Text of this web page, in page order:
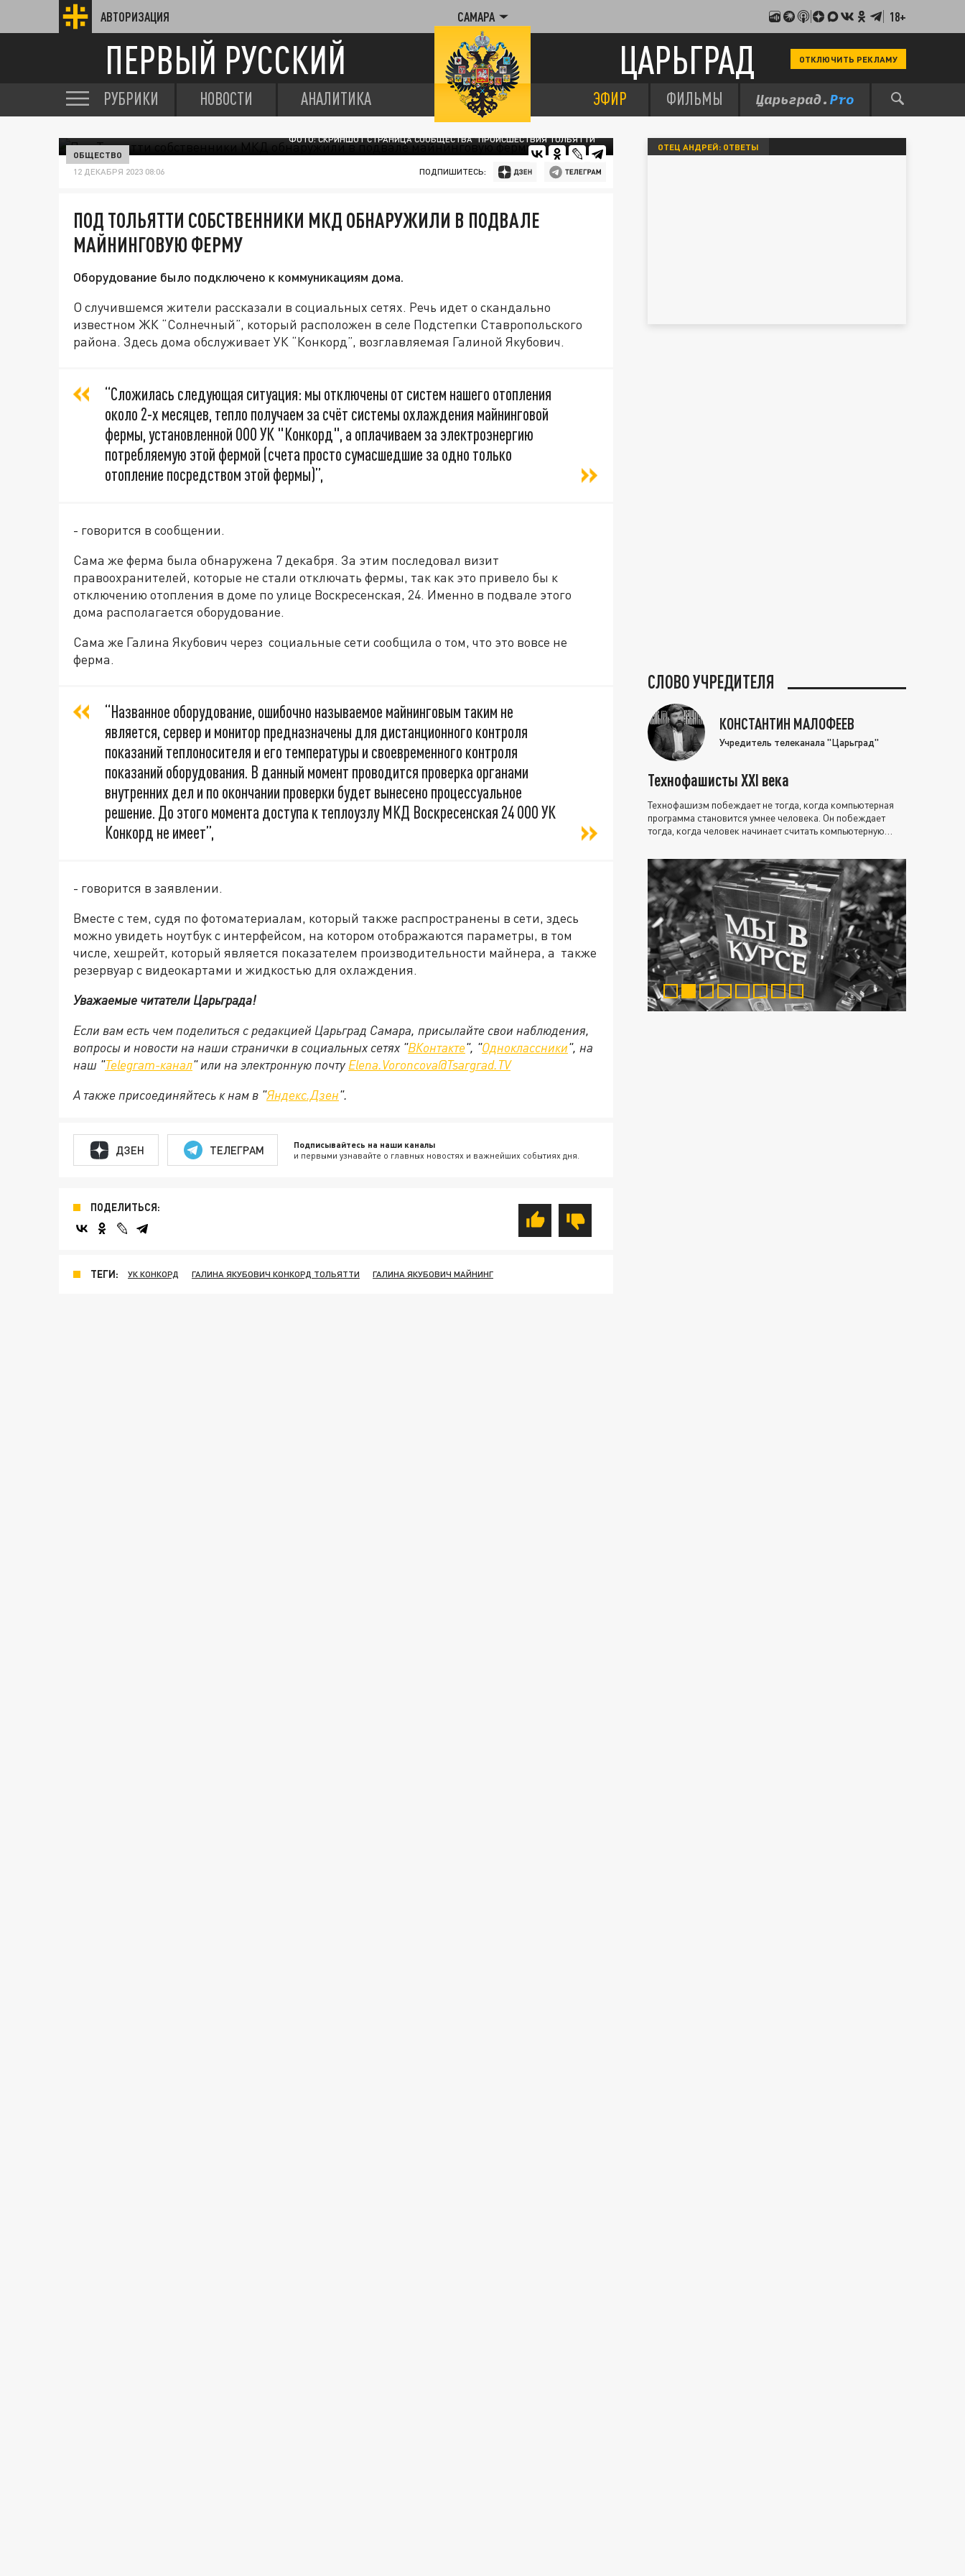
АВТОРИЗАЦИЯ САМАРА 18+
ПЕРВЫЙ РУССКИЙ ЦАРЬГРАД ОТКЛЮЧИТЬ РЕКЛАМУ
РУБРИКИ НОВОСТИ АНАЛИТИКА ЭФИР ФИЛЬМЫ
ФОТО: СКРИНШОТ СТРАНИЦА СООБЩЕСТВА "ПРОИСШЕСТВИЯ ТОЛЬЯТТИ"
ОБЩЕСТВО
12 ДЕКАБРЯ 2023 08:06 ПОДПИШИТЕСЬ:
ПОД ТОЛЬЯТТИ СОБСТВЕННИКИ МКД ОБНАРУЖИЛИ В ПОДВАЛЕ
МАЙНИНГОВУЮ ФЕРМУ
Оборудование было подключено к коммуникациям дома.
О случившемся жители рассказали в социальных сетях. Речь идет о скандально
известном ЖК “Солнечный”, который расположен в селе Подстепки Ставропольского
района. Здесь дома обслуживает УК “Конкорд”, возглавляемая Галиной Якубович.
“Cложилась следующая ситуация: мы отключены от систем нашего отопления
около 2-х месяцев, тепло получаем за счёт системы охлаждения майнинговой
фермы, установленной ООО УК "Конкорд", а оплачиваем за электроэнергию
потребляемую этой фермой (счета просто сумасшедшие за одно только
отопление посредством этой фермы)”,
- говорится в сообщении.
Сама же ферма была обнаружена 7 декабря. За этим последовал визит
правоохранителей, которые не стали отключать фермы, так как это привело бы к
отключению отопления в доме по улице Воскресенская, 24. Именно в подвале этого
дома располагается оборудование.
Сама же Галина Якубович через социальные сети сообщила о том, что это вовсе не
ферма.
“Названное оборудование, ошибочно называемое майнинговым таким не
является, сервер и монитор предназначены для дистанционного контроля
показаний теплоносителя и его температуры и своевременного контроля
показаний оборудования. В данный момент проводится проверка органами
внутренних дел и по окончании проверки будет вынесено процессуальное
решение. До этого момента доступа к теплоузлу МКД Воскресенская 24 ООО УК
Конкорд не имеет”,
- говорится в заявлении.
Вместе с тем, судя по фотоматериалам, который также распространены в сети, здесь
можно увидеть ноутбук с интерфейсом, на котором отображаются параметры, в том
числе, хешрейт, который является показателем производительности майнера, а также
резервуар с видеокартами и жидкостью для охлаждения.
Уважаемые читатели Царьграда!
Если вам есть чем поделиться с редакцией Царьград Самара, присылайте свои наблюдения,
вопросы и новости на наши странички в социальных сетях "ВКонтакте", "Одноклассники", на
наш "Telegram-канал" или на электронную почту Elena.Voroncova@Tsargrad.TV
А также присоединяйтесь к нам в "Яндекс.Дзен".
ДЗЕН ТЕЛЕГРАМ Подписывайтесь на наши каналы
и первыми узнавайте о главных новостях и важнейших событиях дня.
ПОДЕЛИТЬСЯ:
ТЕГИ: УК КОНКОРД ГАЛИНА ЯКУБОВИЧ КОНКОРД ТОЛЬЯТТИ ГАЛИНА ЯКУБОВИЧ МАЙНИНГ
ОТЕЦ АНДРЕЙ: ОТВЕТЫ
СЛОВО УЧРЕДИТЕЛЯ
КОНСТАНТИН МАЛОФЕЕВ
Учредитель телеканала "Царьград"
Технофашисты XXI века
Технофашизм побеждает не тогда, когда компьютерная
программа становится умнее человека. Он побеждает
тогда, когда человек начинает считать компьютерную